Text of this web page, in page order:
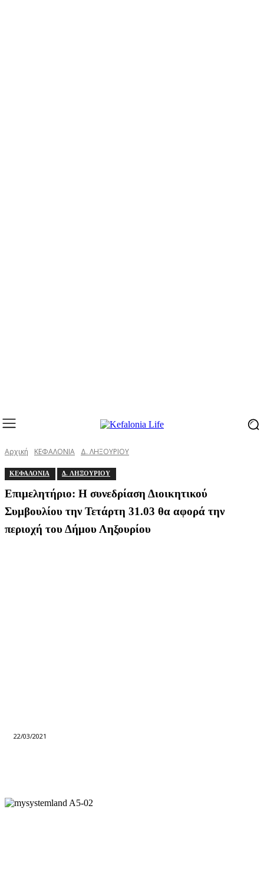
Αρχική ΚΕΦΑΛΟΝΙΑ Δ. ΛΗΞΟΥΡΙΟΥ
ΚΕΦΑΛΟΝΙΑ Δ. ΛΗΞΟΥΡΙΟΥ
Επιμελητήριο: Η συνεδρίαση Διοικητικού
Συμβουλίου την Τετάρτη 31.03 θα αφορά την
περιοχή του Δήμου Ληξουρίου
22/03/2021